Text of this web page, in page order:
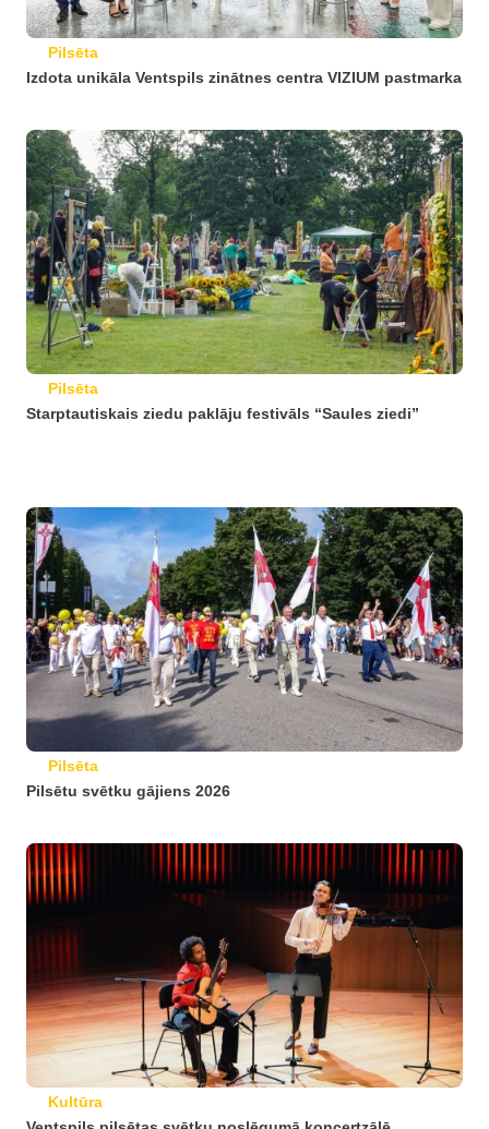
Pilsēta
Izdota unikāla Ventspils zinātnes centra VIZIUM pastmarka
Pilsēta
Starptautiskais ziedu paklāju festivāls “Saules ziedi”
Pilsēta
Pilsētu svētku gājiens 2026
Kultūra